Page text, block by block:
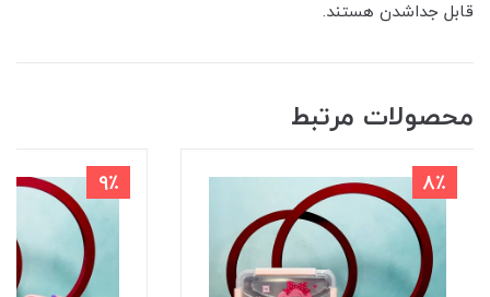
قابل جداشدن هستند.
محصولات مرتبط
8٪ 9٪